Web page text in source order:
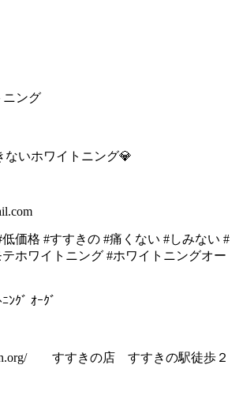
ング
ないホワイトニング💎
価格 #すすきの #痛くない #しみない #
ホワイトニング #ホワイトニングオー
ﾝｸﾞ ｵｰｸﾞ
すすきの店 すすきの駅徒歩２